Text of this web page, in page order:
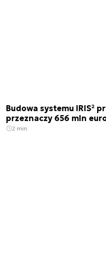
Budowa systemu IRIS²
przeznaczy 656 mln
2 min.